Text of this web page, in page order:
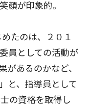
顔が印象的。
たのは、２０１
員としての活動が
があるのかなど、
と、指導員として
の資格を取得し